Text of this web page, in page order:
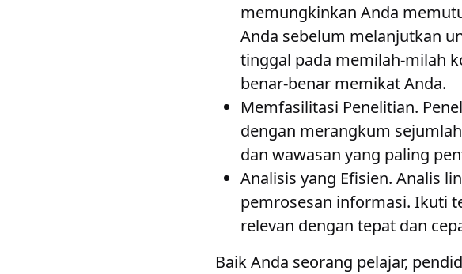
memungkinkan Anda
Anda sebelum melanjutkan
tinggal pada memilah-milah
benar-benar memikat Anda.
Memfasilitasi Penelitian.
dengan merangkum
dan wawasan yang paling
Analisis yang Efisien. Analis
pemrosesan informasi. Ikuti
relevan dengan tepat dan
Baik Anda seorang pelajar,